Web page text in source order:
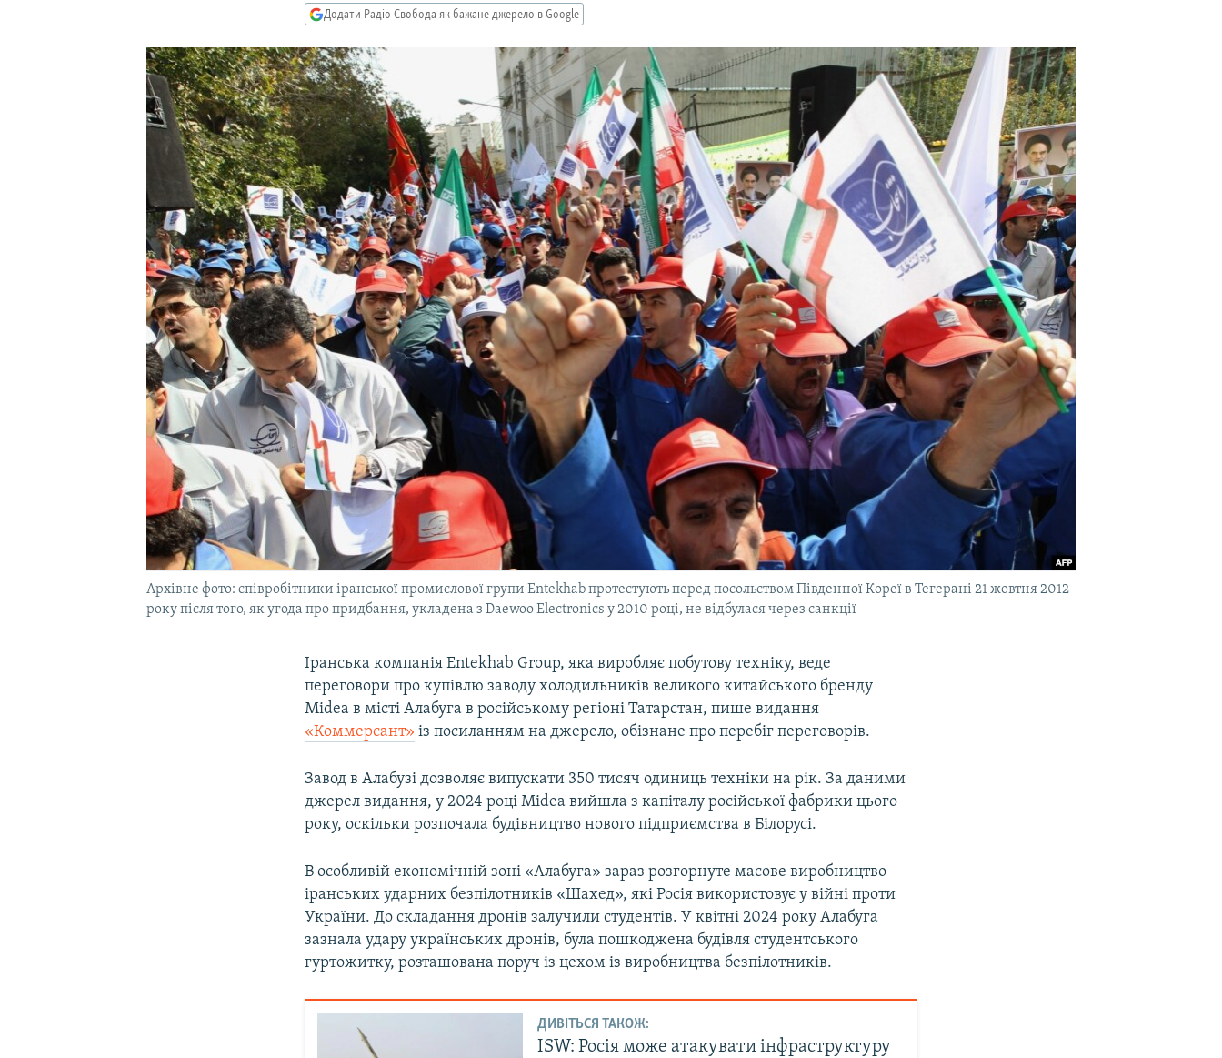
Додати Радіо Свобода як бажане джерело в Google
Архівне фото: співробітники іранської промислової групи Entekhab протестують перед посольством Південної Кореї в Тегерані 21 жовтня 2012
року після того, як угода про придбання, укладена з Daewoo Electronics у 2010 році, не відбулася через санкції
Іранська компанія Entekhab Group, яка виробляє побутову техніку, веде
переговори про купівлю заводу холодильників великого китайського бренду
Midea в місті Алабуга в російському регіоні Татарстан, пише видання
«Коммерсант» із посиланням на джерело, обізнане про перебіг переговорів.
Завод в Алабузі дозволяє випускати 350 тисяч одиниць техніки на рік. За даними
джерел видання, у 2024 році Midea вийшла з капіталу російської фабрики цього
року, оскільки розпочала будівництво нового підприємства в Білорусі.
В особливій економічній зоні «Алабуга» зараз розгорнуте масове виробництво
іранських ударних безпілотників «Шахед», які Росія використовує у війні проти
України. До складання дронів залучили студентів. У квітні 2024 року Алабуга
зазнала удару українських дронів, була пошкоджена будівля студентського
гуртожитку, розташована поруч із цехом із виробництва безпілотників.
ДИВІТЬСЯ ТАКОЖ:
ISW: Росія може атакувати інфраструктуру